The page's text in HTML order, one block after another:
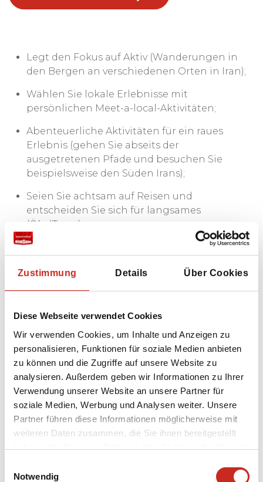
Zustimmung Details Über Cookies
Diese Webseite verwendet Cookies
Wir verwenden Cookies, um Inhalte und Anzeigen zu
personalisieren, Funktionen für soziale Medien anbieten
zu können und die Zugriffe auf unsere Website zu
analysieren. Außerdem geben wir Informationen zu Ihrer
Verwendung unserer Website an unsere Partner für
soziale Medien, Werbung und Analysen weiter. Unsere
Partner führen diese Informationen möglicherweise mit
weiteren Daten zusammen, die Sie ihnen bereitgestellt
haben oder die sie im Rahmen Ihrer Nutzung der Dienste
Notwendig
Legt den Fokus auf Aktiv (Wanderungen in
den Bergen an verschiedenen Orten in Iran);
Wählen Sie lokale Erlebnisse mit
persönlichen Meet-a-local-Aktivitäten;
Abenteuerliche Aktivitäten für ein raues
Erlebnis (gehen Sie abseits der
ausgetretenen Pfade und besuchen Sie
beispielsweise den Süden Irans);
Seien Sie achtsam auf Reisen und
entscheiden Sie sich für langsames
(Öko)Travel;
Entdecken Sie die lokale Küche bei einem